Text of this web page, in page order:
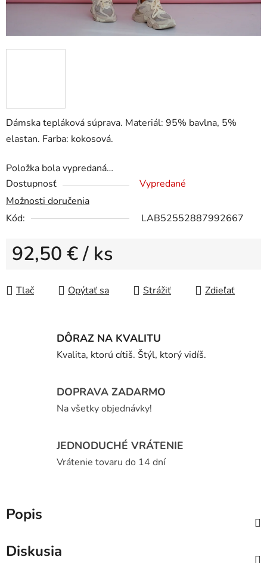
Dámska tepláková súprava. Materiál: 95% bavlna, 5%
elastan. Farba: kokosová.
Položka bola vypredaná…
Dostupnosť
Vypredané
Možnosti doručenia
Kód:
LAB52552887992667
92,50 €/ ks
Tlač
Opýtať sa Strážiť Zdieľať
DÔRAZ NA KVALITU
Kvalita, ktorú cítiš. Štýl, ktorý vidíš.
DOPRAVA ZADARMO
Na všetky objednávky!
JEDNODUCHÉ VRÁTENIE
Vrátenie tovaru do 14 dní
Popis
Diskusia